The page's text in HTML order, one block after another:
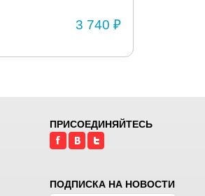
3 740 ₽
ПРИСОЕДИНЯЙТЕСЬ
ПОДПИСКА НА НОВОСТИ